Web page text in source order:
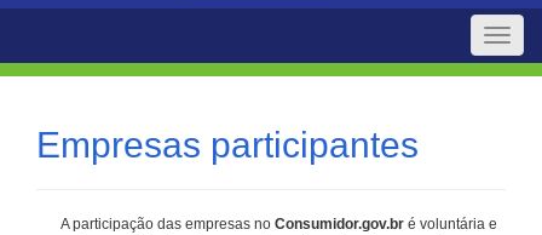
Toggle
Empresas participantes
A participação das empresas no Consumidor.gov.br é voluntária e